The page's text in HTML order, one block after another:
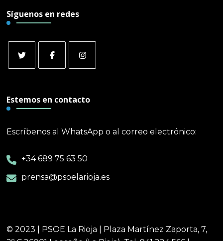
Síguenos en redes
Estemos en contacto
Escríbenos al WhatsApp o al correo electrónico:
+34 689 75 63 50
prensa@psoelarioja.es
© 2023 | PSOE La Rioja | Plaza Martínez Zaporta, 7,